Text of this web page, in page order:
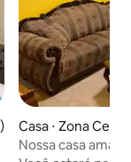
avaliação média de
Casa ⋅ Zona
Nossa casa